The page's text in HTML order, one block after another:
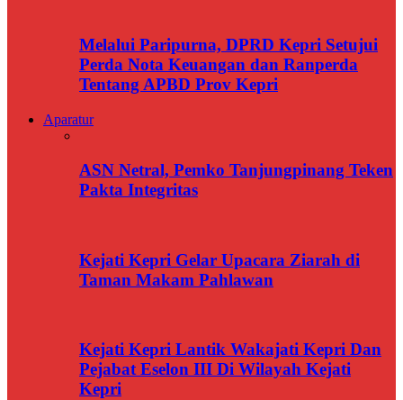
Melalui Paripurna, DPRD Kepri Setujui
Perda Nota Keuangan dan Ranperda
Tentang APBD Prov Kepri
Aparatur
ASN Netral, Pemko Tanjungpinang Teken
Pakta Integritas
Kejati Kepri Gelar Upacara Ziarah di
Taman Makam Pahlawan
Kejati Kepri Lantik Wakajati Kepri Dan
Pejabat Eselon III Di Wilayah Kejati
Kepri